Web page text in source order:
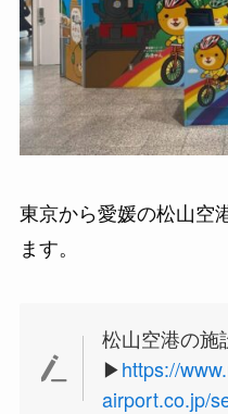
東京から愛媛の松山空
ます。
松山空港の施
▶︎https://
airport.co.jp/